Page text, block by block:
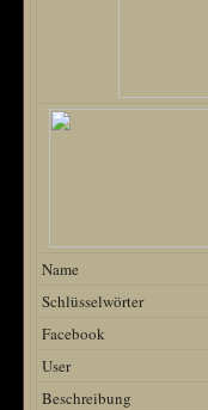
Name
Schlüsselwörter
Facebook
User
Beschreibung